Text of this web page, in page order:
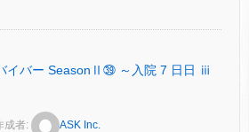
イバー SeasonⅡ㊴ ～入院 7 日日 ⅲ
成者: ASK Inc.